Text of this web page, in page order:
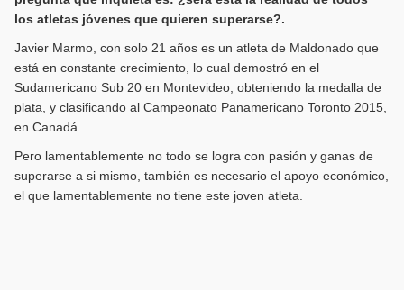
los atletas jóvenes que quieren superarse?.
Javier Marmo, con solo 21 años es un atleta de Maldonado que
está en constante crecimiento, lo cual demostró en el
Sudamericano Sub 20 en Montevideo, obteniendo la medalla de
plata, y clasificando al Campeonato Panamericano Toronto 2015,
en Canadá.
Pero lamentablemente no todo se logra con pasión y ganas de
superarse a si mismo, también es necesario el apoyo económico,
el que lamentablemente no tiene este joven atleta.